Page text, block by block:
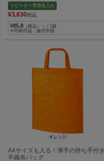
外寸：W170×H300mm
リピーター専用名入れ
¥3,630税込
¥85.8 （税込）～ ⁄ 1枚
※印刷代込・版代別途
A4サイズも入る！薄手の持ち手付き
不織布バッグ